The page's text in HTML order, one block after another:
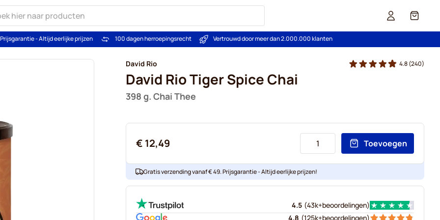
Cart
Prijsgarantie - Altijd eerlijke prijzen 100 dagen herroepingsrecht Vertrouwd door meer dan 2.000.000 klanten
David Rio
David Rio Tiger Spice Chai
398 g. Chai Thee
4.8(240)
€ 12,49 Toevoegen
Gratis verzending vanaf € 49. Prijsgarantie - Altijd eerlijke prijzen!
4.5 (43k+beoordelingen)
4.8 (125k+beoordelingen)